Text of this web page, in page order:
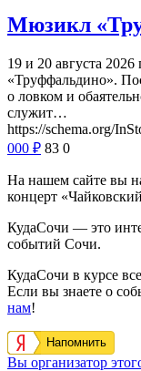
Мюзикл
19 и 20 августа
«Труффальдино».
о ловком и
служит…
https://schema.org/
000 ₽ 83 0
На нашем сайте вы
концерт
КудаСочи — это
событий Сочи.
КудаСочи в курсе
Если вы знаете о
нам!
Напомнить
Вы организатор